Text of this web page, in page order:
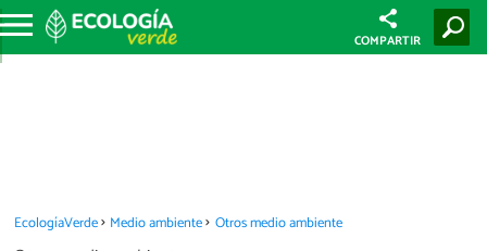
COMPARTIR
EcologíaVerde Medio ambiente Otros medio ambiente